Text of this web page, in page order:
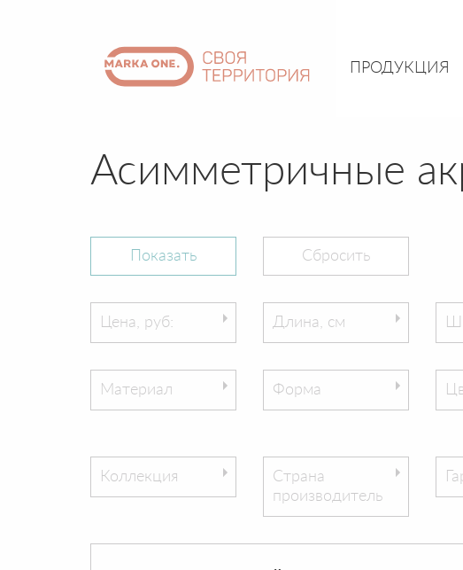
ПРОДУКЦИЯ
Асимметричные
Цена, руб: Длина, см
Материал Форма
Коллекция
Страна
производитель